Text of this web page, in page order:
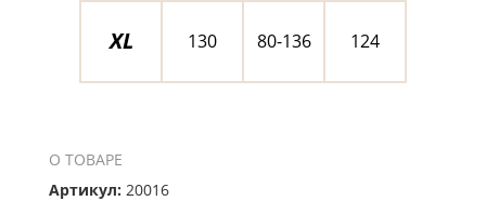
XL 130 80-136 124
О ТОВАРЕ
Артикул: 20016